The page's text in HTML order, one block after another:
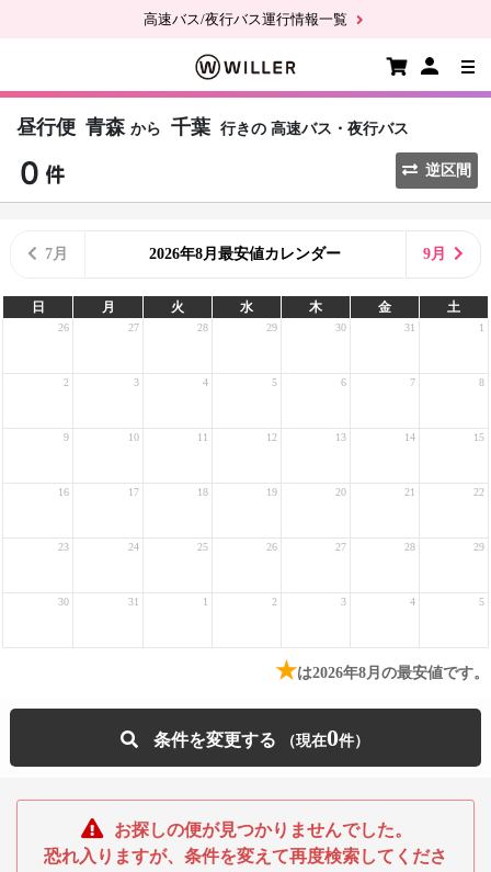
高速バス/夜行バス運行情報一覧
昼行便 青森 から 千葉 行きの 高速バス・夜行バス
逆区間
7月 2026年8月最安値カレンダー 9月
日 月 火 水 木 金 土
26 27 28 29 30 31 1
2 3 4 5 6 7 8
9 10 11 12 13 14 15
16 17 18 19 20 21 22
23 24 25 26 27 28 29
30 31 1 2 3 4 5
★は2026年8月の最安値です。
条件を変更する 0
お探しの便が見つかりませんでした。
恐れ入りますが、条件を変えて再度検索してくださ